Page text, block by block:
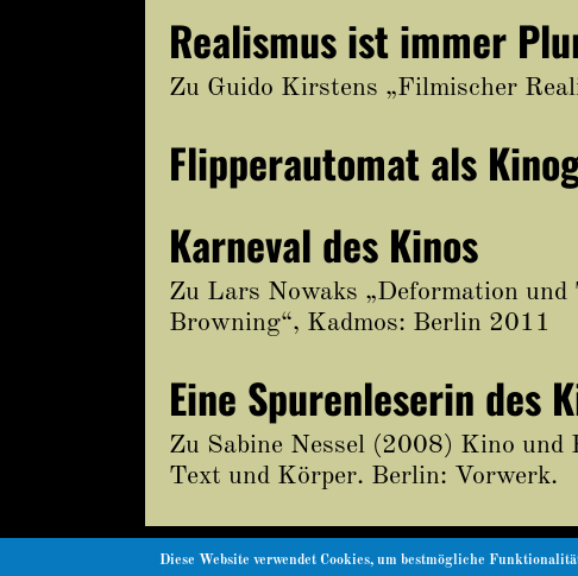
Realismus ist immer
Zu Guido Kirstens „Filmischer
Flipperautomat als
Karneval des Kinos
Zu Lars Nowaks „Deformation
Browning“, Kadmos: Berlin 2011
Eine Spurenleserin des
Zu Sabine Nessel (2008) Kino und
Text und Körper. Berlin: Vorwerk.
Diese Website verwendet Cookies, um bestmögliche